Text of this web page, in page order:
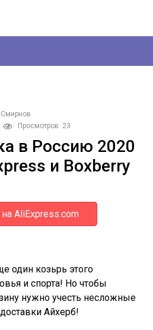
Просмотров: 23
в Россию 2020
и Boxberry
AliExpress.com
один козьрь этого
и спорта! Но чтобы
нужно учесть несложные
Айхерб!